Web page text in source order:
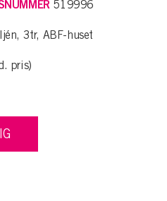
519996
3tr, ABF-huset
pris)